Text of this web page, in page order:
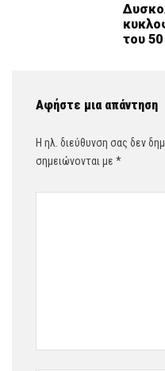
του
Αφήστε μια απάντηση
Η ηλ. διεύθυνση σας δεν
σημειώνονται με *